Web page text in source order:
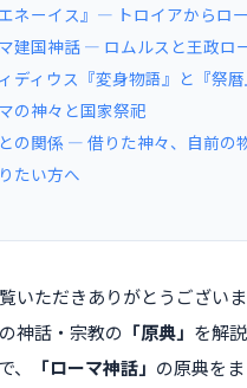
ネーイス』― トロイアからロ
建国神話 ― ロムルスと王政ロ
ィウス『変身物語』と『祭暦
の神々と国家祭祀
の関係 ― 借りた神々、自前の
たい方へ
いただきありがとうござい
神話・宗教の 「原典」 を解
「ローマ神話」 の原典を